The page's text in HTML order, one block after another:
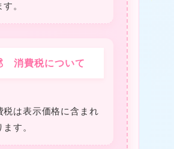
。
消費税について
税は表⽰価格に含まれ
す。
❤